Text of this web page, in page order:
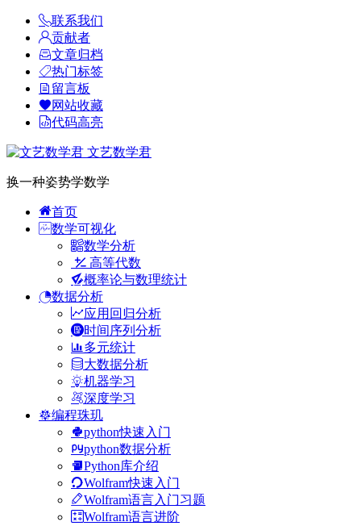
联系我们
贡献者
文章归档
热门标签
留言板
网站收藏
代码高亮
文艺数学君
换一种姿势学数学
首页
数学可视化
数学分析
高等代数
概率论与数理统计
数据分析
应用回归分析
时间序列分析
多元统计
大数据分析
机器学习
深度学习
编程珠玑
python快速入门
python数据分析
Python库介绍
Wolfram快速入门
Wolfram语言入门习题
Wolfram语言进阶